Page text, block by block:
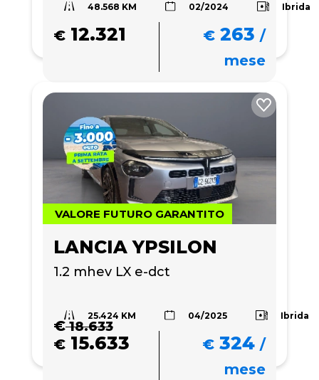
48.568 KM 02/2024 Ibrida
€ 12.321 € 263 /
mese
VALORE FUTURO GARANTITO
LANCIA YPSILON
1.2 mhev LX e-dct
25.424 KM 04/2025 Ibrida
€18.633
€ 15.633 € 324 /
mese